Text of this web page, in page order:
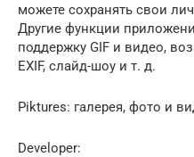
можете сохранять свои
Другие функции
поддержку GIF и видео,
EXIF, слайд-шоу и т. д.
Piktures: галерея, фото и
Developer: